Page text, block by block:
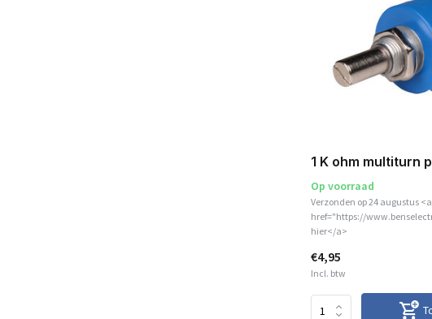
1 K ohm multiturn
Op voorraad
Verzonden op 24 augustus <a
href="https://
hier</a>
€4,95
Incl. btw